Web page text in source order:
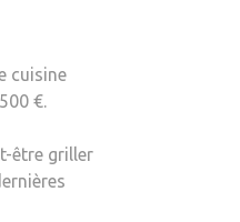
cuisine
€.
être griller